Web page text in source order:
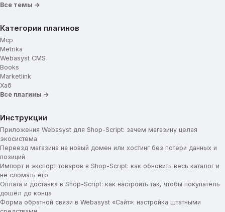
Все темы →
Категории плагинов
Mcp
Metrika
Webasyst CMS
Books
Marketlink
Хаб
Все плагины →
Инструкции
Приложения Webasyst для Shop-Script: зачем магазину целая
экосистема
Переезд магазина на новый домен или хостинг без потери данных и
позиций
Импорт и экспорт товаров в Shop-Script: как обновить весь каталог и
не сломать его
Оплата и доставка в Shop-Script: как настроить так, чтобы покупатель
дошёл до конца
Форма обратной связи в Webasyst «Сайт»: настройка штатными